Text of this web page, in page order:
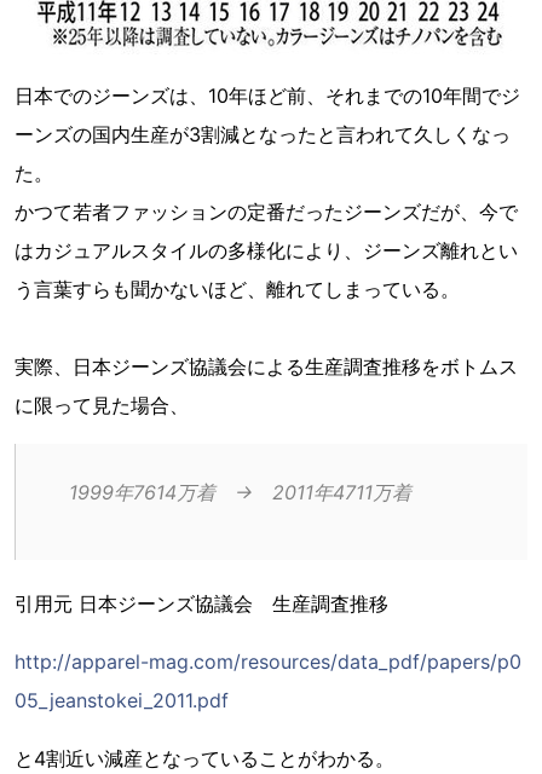
日本でのジーンズは、10年ほど前、それまでの10年間でジ
ーンズの国内生産が3割減となったと言われて久しくなっ
た。
かつて若者ファッションの定番だったジーンズだが、今で
はカジュアルスタイルの多様化により、ジーンズ離れとい
う言葉すらも聞かないほど、離れてしまっている。
実際、日本ジーンズ協議会による生産調査推移をボトムス
に限って見た場合、
1999年7614万着　→　2011年4711万着
引用元 日本ジーンズ協議会 生産調査推移
http://apparel-mag.com/resources/data_pdf/papers/p0
05_jeanstokei_2011.pdf
と4割近い減産となっていることがわかる。